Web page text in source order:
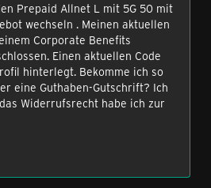
Prepaid Allnet L mit 5G 50 mit
wechseln . Meinen aktuellen
Corporate Benefits
Einen aktuellen Code
hinterlegt. Bekomme ich so
eine Guthaben-Gutschrift? Ich
Widerrufsrecht habe ich zur